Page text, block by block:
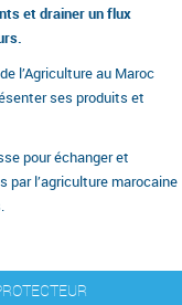
et drainer un flux
l’Agriculture au Maroc
ses produits et
pour échanger et
l’agriculture marocaine